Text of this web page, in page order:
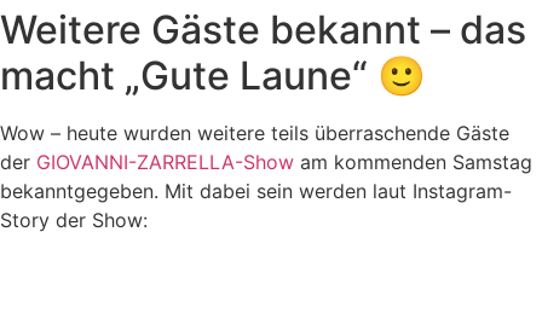
Weitere Gäste bekannt – das
macht „Gute Laune“ 🙂
Wow – heute wurden weitere teils überraschende Gäste
der GIOVANNI-ZARRELLA-Show am kommenden Samstag
bekanntgegeben. Mit dabei sein werden laut Instagram-
Story der Show: